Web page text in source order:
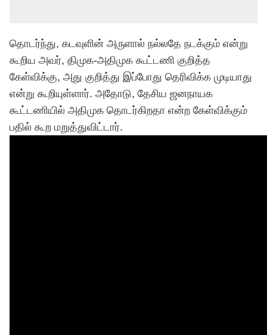
தொடர்ந்து, கடவுளின் அருளால் நல்லதே நடக்கும் என்று
கூறிய அவர், திமுக-அதிமுக கூட்டணி குறித்த
கேள்விக்கு, அது குறித்து இப்போது தெரிவிக்க முடியாது
என்று கூறியுள்ளார். அதோடு, தேசிய ஜனநாயக
கூட்டணியில் அதிமுக தொடர்கிறதா என்ற கேள்விக்கும்
பதில் கூற மறுத்துவிட்டார்.